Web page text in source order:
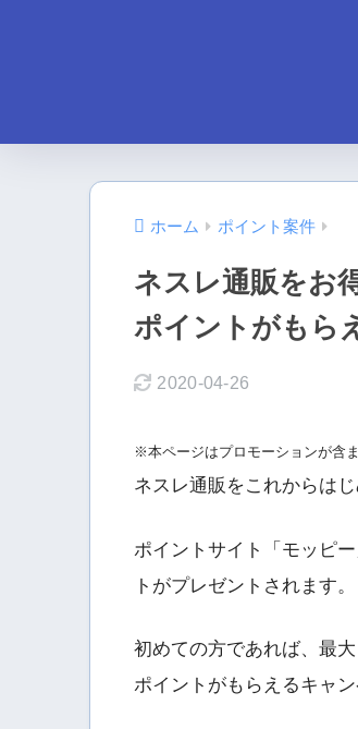
ホーム ポイント案件
ネスレ通販をお
ポイントがもら
2020-04-26
※本ページはプロモーションが含
ネスレ通販をこれからは
ポイントサイト「モッピ
トがプレゼントされます。
初めての方であれば、最
ポイントがもらえるキャ